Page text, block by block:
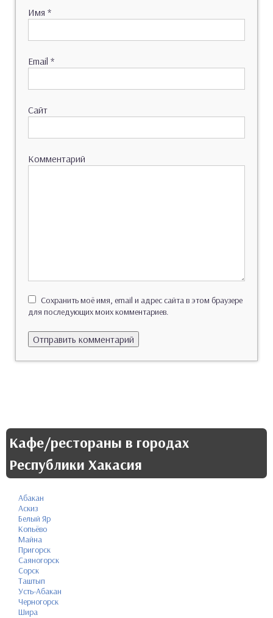
Имя *
Email *
Сайт
Комментарий
Сохранить моё имя, email и адрес сайта в этом браузере
для последующих моих комментариев.
Кафе/рестораны в городах
Республики Хакасия
Абакан
Аскиз
Белый Яр
Копьёво
Майна
Пригорск
Саяногорск
Сорск
Таштып
Усть-Абакан
Черногорск
Шира